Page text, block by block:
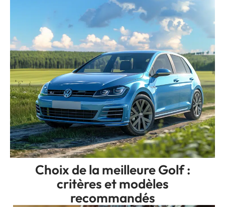
Choix de la meilleure Golf :
critères et modèles
recommandés